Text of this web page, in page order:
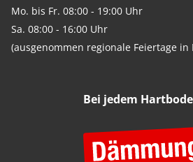
Mo. bis Fr. 08:00 - 19:00 Uhr
Sa. 08:00 - 16:00 Uhr
(ausgenommen regionale Feiertage in
Bei jedem